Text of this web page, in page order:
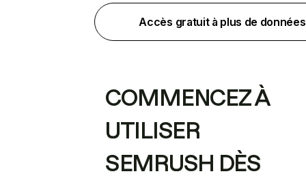
Accès gratuit à plus de données
COMMENCEZ À
UTILISER
SEMRUSH DÈS